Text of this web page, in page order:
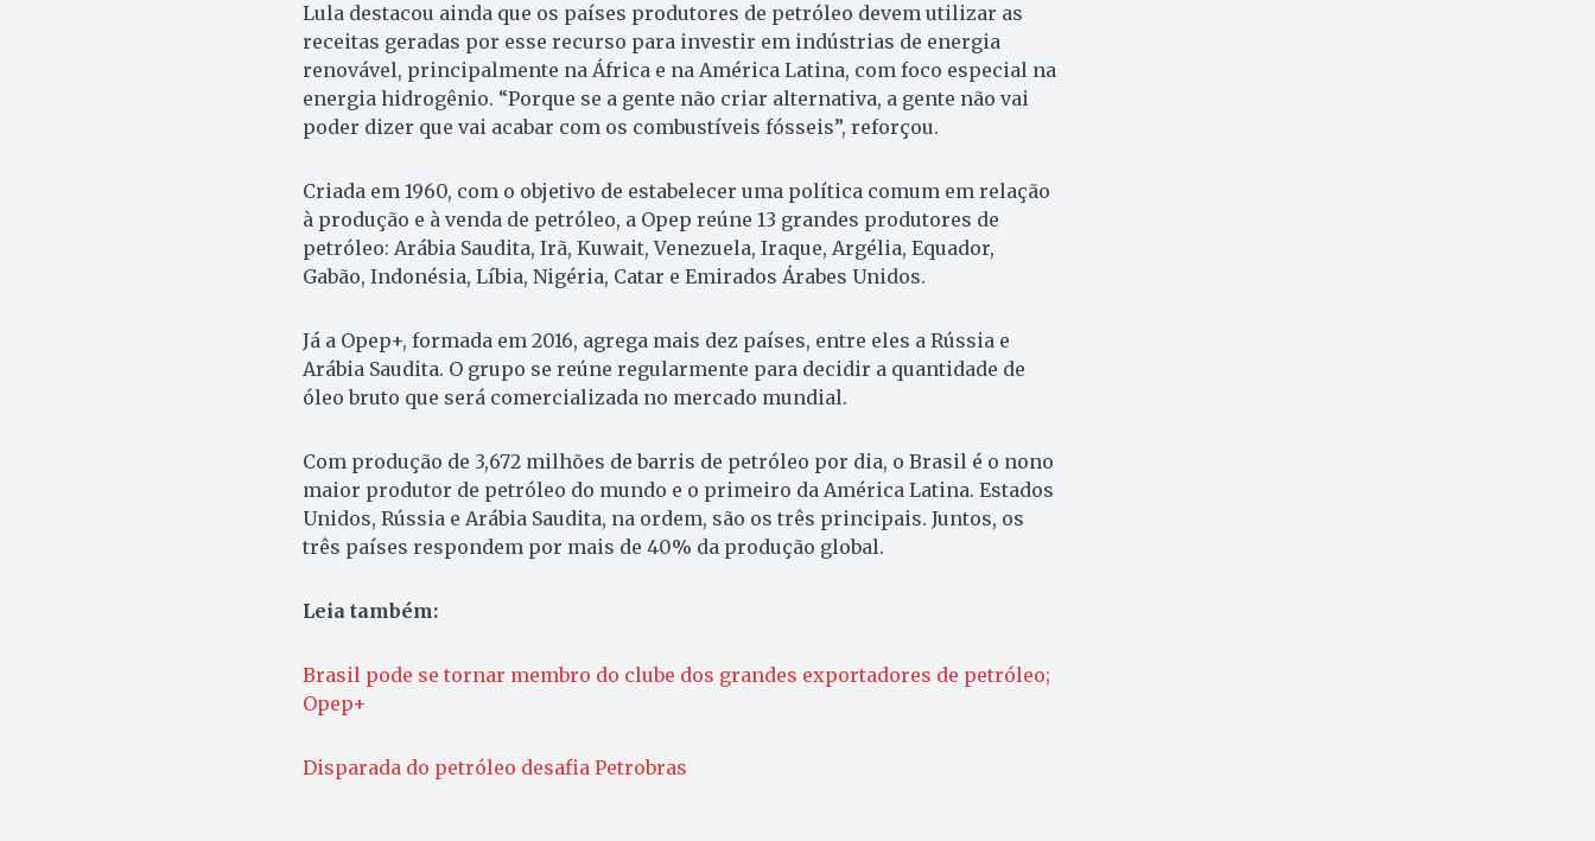
Lula destacou ainda que os países produtores de petróleo devem utilizar as
receitas geradas por esse recurso para investir em indústrias de energia
renovável, principalmente na África e na América Latina, com foco especial na
energia hidrogênio. “Porque se a gente não criar alternativa, a gente não vai
poder dizer que vai acabar com os combustíveis fósseis”, reforçou.
Criada em 1960, com o objetivo de estabelecer uma política comum em relação
à produção e à venda de petróleo, a Opep reúne 13 grandes produtores de
petróleo: Arábia Saudita, Irã, Kuwait, Venezuela, Iraque, Argélia, Equador,
Gabão, Indonésia, Líbia, Nigéria, Catar e Emirados Árabes Unidos.
Já a Opep+, formada em 2016, agrega mais dez países, entre eles a Rússia e
Arábia Saudita. O grupo se reúne regularmente para decidir a quantidade de
óleo bruto que será comercializada no mercado mundial.
Com produção de 3,672 milhões de barris de petróleo por dia, o Brasil é o nono
maior produtor de petróleo do mundo e o primeiro da América Latina. Estados
Unidos, Rússia e Arábia Saudita, na ordem, são os três principais. Juntos, os
três países respondem por mais de 40% da produção global.
Leia também:
Brasil pode se tornar membro do clube dos grandes exportadores de petróleo;
Opep+
Disparada do petróleo desafia Petrobras